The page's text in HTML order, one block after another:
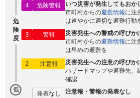
危
険
度
低
4
危険警報
いつ災害が発生してもおか
市町村からの避難情報に注
は速やかに適切な避難行動
3
警報
災害発生への警戒の呼びか
市町村からの避難情報に注
は早めの避難を
2
注意報
災害発生への注意の呼びか
ハザードマップや避難先、
確認
発表なし 注意報・警報の発表なし